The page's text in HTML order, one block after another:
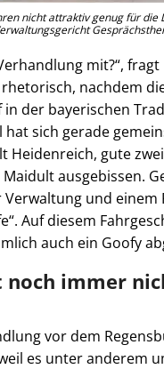
nicht attraktiv genug für die
mit?“,
nachdem
der bayerischen
sich gerade
Heidenreich, gute
ausgebissen.
und einem
Auf diesem
auch ein Goofy
noch immer
vor dem
es unter anderem